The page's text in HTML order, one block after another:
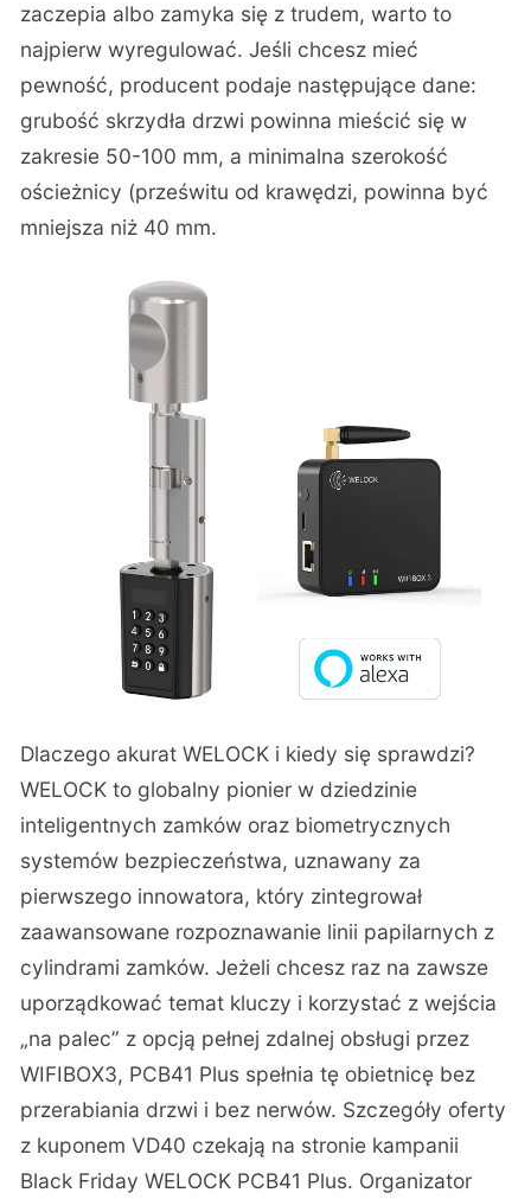
zaczepia albo zamyka się z trudem, warto to
najpierw wyregulować. Jeśli chcesz mieć
pewność, producent podaje następujące dane:
grubość skrzydła drzwi powinna mieścić się w
zakresie 50-100 mm, a minimalna szerokość
ościeżnicy (prześwitu od krawędzi, powinna być
mniejsza niż 40 mm.
Dlaczego akurat WELOCK i kiedy się sprawdzi?
WELOCK to globalny pionier w dziedzinie
inteligentnych zamków oraz biometrycznych
systemów bezpieczeństwa, uznawany za
pierwszego innowatora, który zintegrował
zaawansowane rozpoznawanie linii papilarnych z
cylindrami zamków. Jeżeli chcesz raz na zawsze
uporządkować temat kluczy i korzystać z wejścia
„na palec” z opcją pełnej zdalnej obsługi przez
WIFIBOX3, PCB41 Plus spełnia tę obietnicę bez
przerabiania drzwi i bez nerwów. Szczegóły oferty
z kuponem VD40 czekają na stronie kampanii
Black Friday WELOCK PCB41 Plus. Organizator